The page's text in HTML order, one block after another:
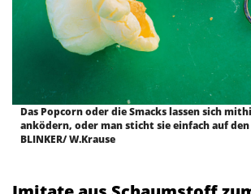
Das Popcorn oder die Smacks lassen sich
anködern, oder man sticht sie einfach auf den
BLINKER/ W.Krause